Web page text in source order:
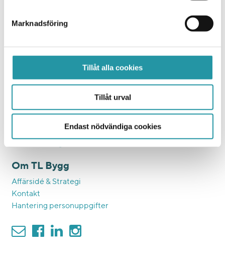
Marknadsföring
Tillåt alla cookies
Tillåt urval
Endast nödvändiga cookies
Entreprenad
Samhällsfastigheter
Eftermarknad
Ett hållbart bygge
Affärsetik och inköp
KMA och BKMA
Om TL Bygg
Affärsidé & Strategi
Kontakt
Hantering personuppgifter